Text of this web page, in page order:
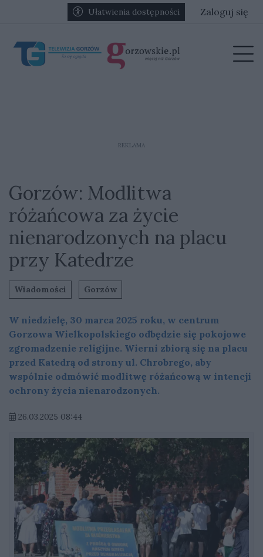
Przejdź do głównych treści
Przejdź do głównego menuUłatwienia dostępności Zaloguj się
REKLAMA
Gorzów: Modlitwa
różańcowa za życie
nienarodzonych na placu
przy Katedrze
Wiadomości Gorzów
W niedzielę, 30 marca 2025 roku, w centrum
Gorzowa Wielkopolskiego odbędzie się pokojowe
zgromadzenie religijne. Wierni zbiorą się na placu
przed Katedrą od strony ul. Chrobrego, aby
wspólnie odmówić modlitwę różańcową w intencji
ochrony życia nienarodzonych.
26.03.2025 08:44